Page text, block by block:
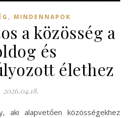
, MINDENNAPOK
a közösség a
és
élethez
2026.04.18.